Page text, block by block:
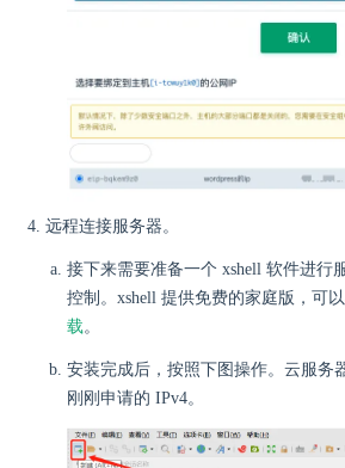
远程连接服务器。
接下来需要准备一个 xshell 软件进行
控制。xshell 提供免费的家庭版，可
载 。
安装完成后，按照下图操作。云服务
刚刚申请的 IPv4。